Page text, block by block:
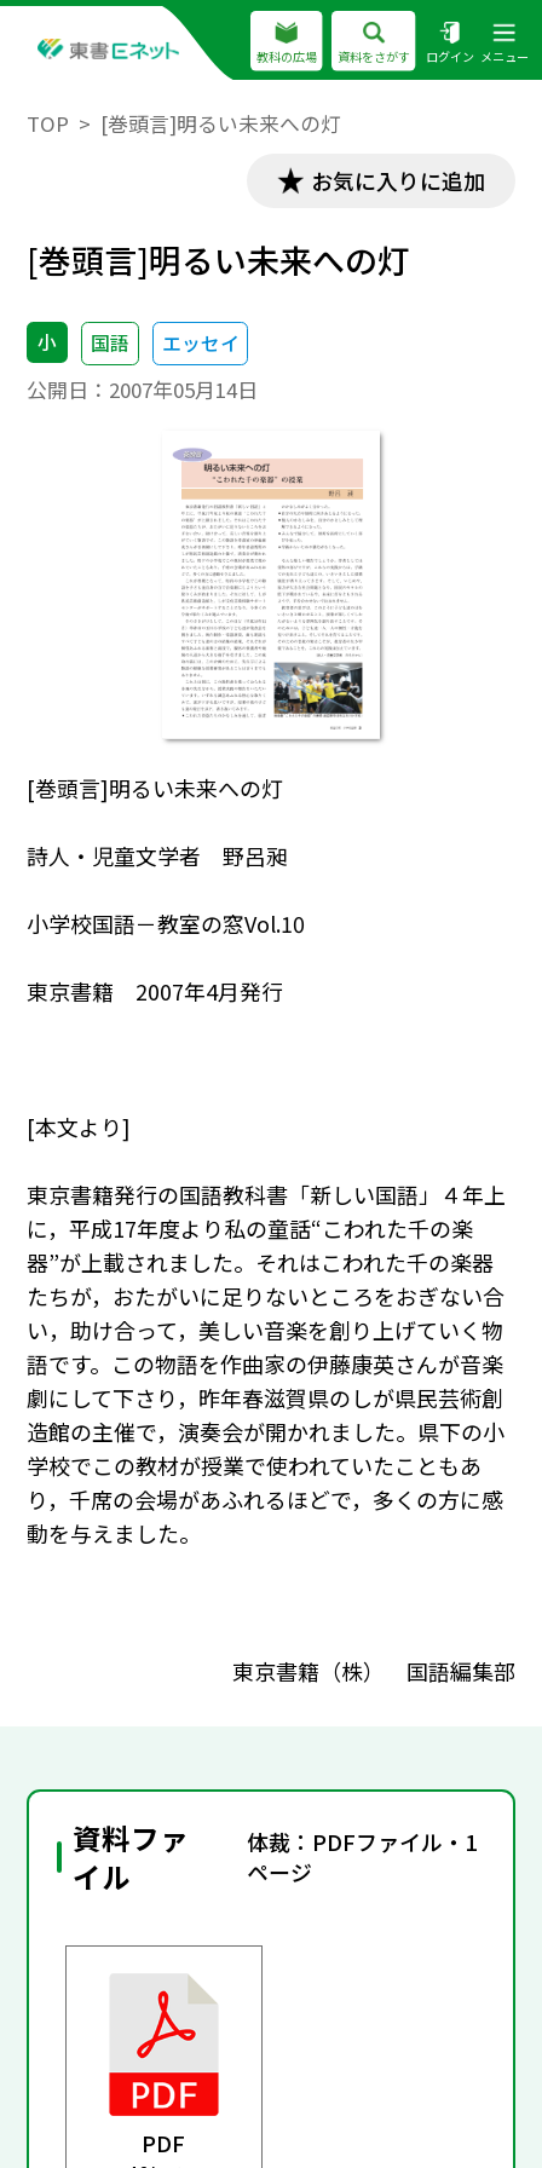
教科の広場 資料をさがす ログイン メニュー
TOP [巻頭言]明るい未来への灯
お気に入りに追加
[巻頭言]明るい未来への灯
小 国語 エッセイ
公開日： 2007年05月14日
[巻頭言]明るい未来への灯
詩人・児童文学者 野呂昶
小学校国語－教室の窓Vol.10
東京書籍 2007年4月発行
[本文より]
東京書籍発行の国語教科書「新しい国語」４年上
に，平成17年度より私の童話“こわれた千の楽
器”が上載されました。それはこわれた千の楽器
たちが，おたがいに足りないところをおぎない合
い，助け合って，美しい音楽を創り上げていく物
語です。この物語を作曲家の伊藤康英さんが音楽
劇にして下さり，昨年春滋賀県のしが県民芸術創
造館の主催で，演奏会が開かれました。県下の小
学校でこの教材が授業で使われていたこともあ
り，千席の会場があふれるほどで，多くの方に感
動を与えました。
東京書籍（株） 国語編集部
資料ファ
イル
体裁：PDFファイル・1
ページ
PDF